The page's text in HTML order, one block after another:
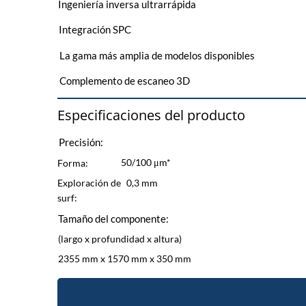
Ingeniería inversa ultrarrápida
Integración SPC
La gama más amplia de modelos disponibles
Complemento de escaneo 3D
Especificaciones del producto
Precisión:
​Forma:
50/100 μm*
Exploración de
surf:
0,3 mm
Tamaño del componente:
(largo x profundidad x altura)
2355 mm x 1570 mm x 350 mm